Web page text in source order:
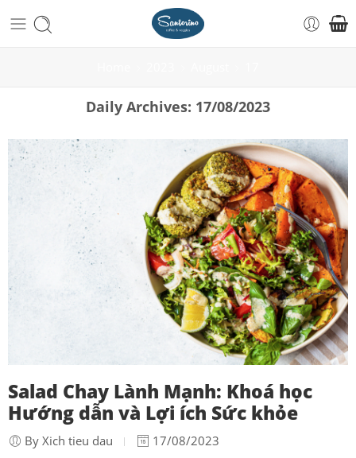
Daily Archives: 17/08/2023
Salad Chay Lành Mạnh: Khoá học
Hướng dẫn và Lợi ích Sức khỏe
By Xich tieu dau
17/08/2023